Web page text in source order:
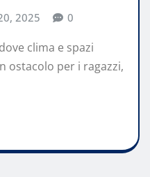
2025 0
clima e spazi
ostacolo per i ragazzi,